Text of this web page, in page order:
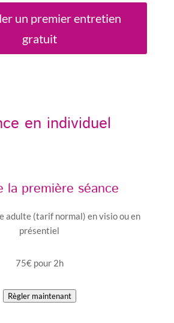
un premier entretien
gratuit
en individuel
la première séance
adulte (tarif normal) en visio ou en
présentiel
75€ pour 2h
Règler maintenant